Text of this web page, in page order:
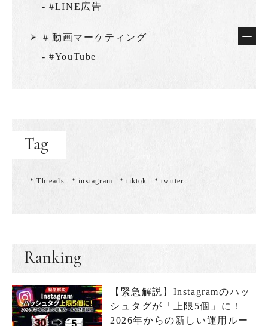
- #LINE広告
# 動画マーケティング
- #YouTube
Tag
* Threads * instagram * tiktok * twitter
Ranking
【緊急解説】Instagramのハッ
シュタグが「上限5個」に！
2026年からの新しい運用ルー